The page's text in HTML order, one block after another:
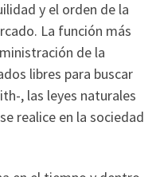
y el orden de la
La función más
de la
libres para buscar
, las leyes naturales
realice en la sociedad